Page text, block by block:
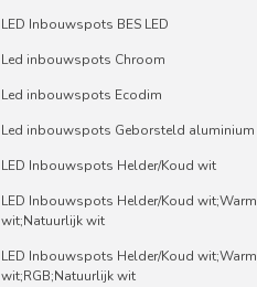
LED Inbouwspots BES LED
Led inbouwspots Chroom
Led inbouwspots Ecodim
Led inbouwspots Geborsteld aluminium
LED Inbouwspots Helder/Koud wit
LED Inbouwspots Helder/Koud wit;Warm
wit;Natuurlijk wit
LED Inbouwspots Helder/Koud wit;Warm
wit;RGB;Natuurlijk wit